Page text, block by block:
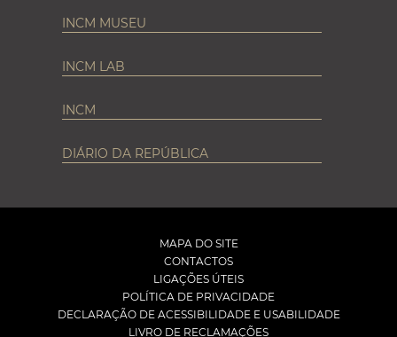
INCM MUSEU
INCM LAB
INCM
DIÁRIO DA REPÚBLICA
MAPA DO SITE
CONTACTOS
LIGAÇÕES ÚTEIS
POLÍTICA DE PRIVACIDADE
DECLARAÇÃO DE ACESSIBILIDADE E USABILIDADE
LIVRO DE RECLAMAÇÕES